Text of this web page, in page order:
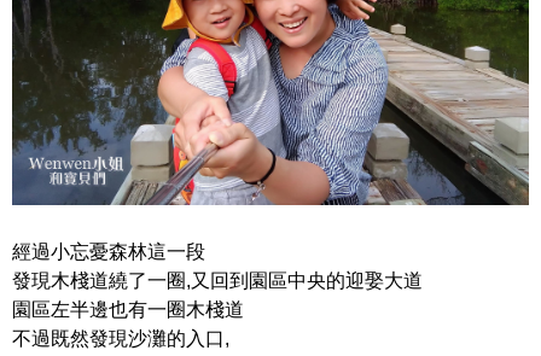
經過小忘憂森林這一段
發現木棧道繞了一圈,又回到園區中央的迎娶大道
園區左半邊也有一圈木棧道
不過既然發現沙灘的入口,